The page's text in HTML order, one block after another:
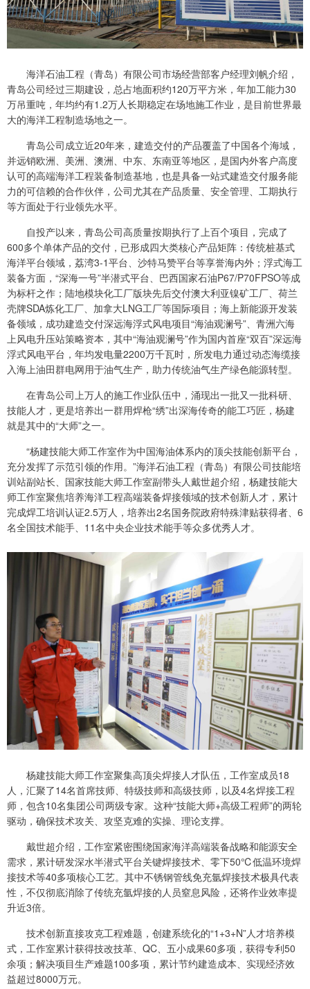
海洋石油工程（青岛）有限公司市场经营部客户经理刘帆介绍，
青岛公司经过三期建设，总占地面积约120万平方米，年加工能力30
万吊重吨，年均约有1.2万人长期稳定在场地施工作业，是目前世界最
大的海洋工程制造场地之一。
青岛公司成立近20年来，建造交付的产品覆盖了中国各个海域，
并远销欧洲、美洲、澳洲、中东、东南亚等地区，是国内外客户高度
认可的高端海洋工程装备制造基地，也是具备一站式建造交付服务能
力的可信赖的合作伙伴，公司尤其在产品质量、安全管理、工期执行
等方面处于行业领先水平。
自投产以来，青岛公司高质量按期执行了上百个项目，完成了
600多个单体产品的交付，已形成四大类核心产品矩阵：传统桩基式
海洋平台领域，荔湾3-1平台、沙特马赞平台等享誉海内外；浮式海工
装备方面，“深海一号”半潜式平台、巴西国家石油P67/P70FPSO等成
为标杆之作；陆地模块化工厂版块先后交付澳大利亚镍矿工厂、荷兰
壳牌SDA炼化工厂、加拿大LNG工厂等国际项目；海上新能源开发装
备领域，成功建造交付深远海浮式风电项目“海油观澜号”、青洲六海
上风电升压站策略资本，其中“海油观澜号”作为国内首座“双百”深远海
浮式风电平台，年均发电量2200万千瓦时，所发电力通过动态海缆接
入海上油田群电网用于油气生产，助力传统油气生产绿色能源转型。
在青岛公司上万人的施工作业队伍中，涌现出一批又一批科研、
技能人才，更是培养出一群用焊枪“绣”出深海传奇的能工巧匠，杨建
就是其中的“大师”之一。
“杨建技能大师工作室作为中国海油体系内的顶尖技能创新平台，
充分发挥了示范引领的作用。”海洋石油工程（青岛）有限公司技能培
训站副站长、国家技能大师工作室副带头人戴世超介绍，杨建技能大
师工作室聚焦培养海洋工程高端装备焊接领域的技术创新人才，累计
完成焊工培训认证2.5万人，培养出2名国务院政府特殊津贴获得者、6
名全国技术能手、11名中央企业技术能手等众多优秀人才。
杨建技能大师工作室聚集高顶尖焊接人才队伍，工作室成员18
人，汇聚了14名首席技师、特级技师和高级技师，以及4名焊接工程
师，包含10名集团公司两级专家。这种“技能大师+高级工程师”的两轮
驱动，确保技术攻关、攻坚克难的实操、理论支撑。
戴世超介绍，工作室紧密围绕国家海洋高端装备战略和能源安全
需求，累计研发深水半潜式平台关键焊接技术、零下50℃低温环境焊
接技术等40多项核心工艺。其中不锈钢管线免充氩焊接技术极具代表
性，不仅彻底消除了传统充氩焊接的人员窒息风险，还将作业效率提
升近3倍。
技术创新直接攻克工程难题，创建系统化的“1+3+N”人才培养模
式，工作室累计获得技改技革、QC、五小成果60多项，获得专利50
余项；解决项目生产难题100多项，累计节约建造成本、实现经济效
益超过8000万元。